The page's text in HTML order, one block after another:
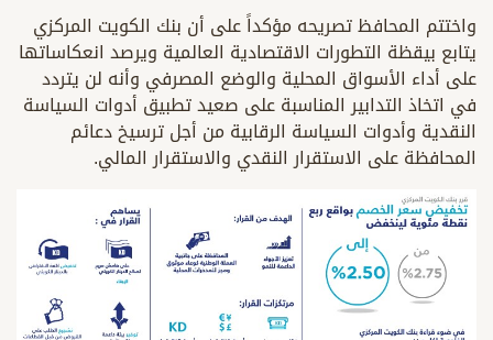
واختتم المحافظ تصريحه مؤكداً على أن بنك الكويت المركزي
يتابع بيقظة التطورات الاقتصادية العالمية ويرصد انعكاساتها
على أداء الأسواق المحلية والوضع المصرفي وأنه لن يتردد
في اتخاذ التدابير المناسبة على صعيد تطبيق أدوات السياسة
النقدية وأدوات السياسة الرقابية من أجل ترسيخ دعائم
المحافظة على الاستقرار النقدي والاستقرار المالي.